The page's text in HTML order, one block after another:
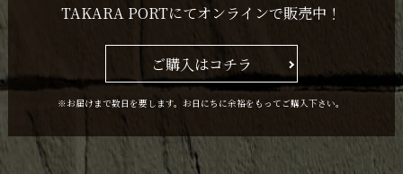
TAKARA PORTにてオンラインで販売中！
ご購入はコチラ
※お届けまで数日を要します。お日にちに余裕をもってご購入下さい。